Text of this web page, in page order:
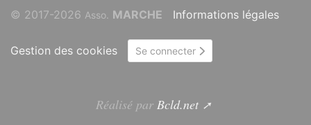
© 2017-2026 Asso. MARCHE Informations légales
Gestion des cookies Se connecter
Réalisé par Bcld.net